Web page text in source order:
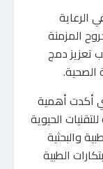
الرعاية
المزمنة
تعزيز دمج
الصحية.
أكدت أهمية
الحيوية
والبحثية
الطبية